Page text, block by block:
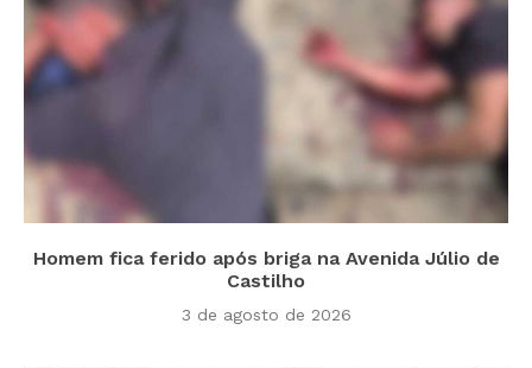
Homem fica ferido após briga na Avenida Júlio de
Castilho
3 de agosto de 2026